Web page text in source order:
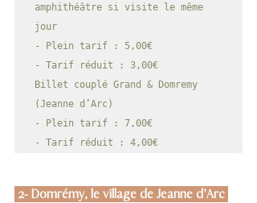
amphithéâtre si visite le même
jour
- Plein tarif : 5,00€
- Tarif réduit : 3,00€
Billet couplé Grand & Domremy
(Jeanne d’Arc)
- Plein tarif : 7,00€
- Tarif réduit : 4,00€
2- Domrémy, le village de Jeanne d’Arc